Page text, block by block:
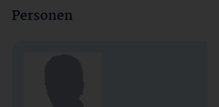
Personen